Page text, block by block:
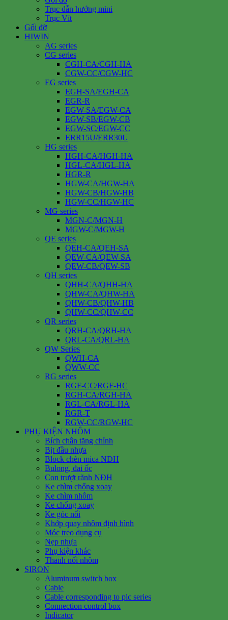
Trục dẫn hướng mini
Trục Vít
Gối đỡ
HIWIN
AG series
CG series
CGH-CA/CGH-HA
CGW-CC/CGW-HC
EG series
EGH-SA/EGH-CA
EGR-R
EGW-SA/EGW-CA
EGW-SB/EGW-CB
EGW-SC/EGW-CC
ERR15U/ERR30U
HG series
HGH-CA/HGH-HA
HGL-CA/HGL-HA
HGR-R
HGW-CA/HGW-HA
HGW-CB/HGW-HB
HGW-CC/HGW-HC
MG series
MGN-C/MGN-H
MGW-C/MGW-H
QE series
QEH-CA/QEH-SA
QEW-CA/QEW-SA
QEW-CB/QEW-SB
QH series
QHH-CA/QHH-HA
QHW-CA/QHW-HA
QHW-CB/QHW-HB
QHW-CC/QHW-CC
QR series
QRH-CA/QRH-HA
QRL-CA/QRL-HA
QW Series
QWH-CA
QWW-CC
RG series
RGF-CC/RGF-HC
RGH-CA/RGH-HA
RGL-CA/RGL-HA
RGR-T
RGW-CC/RGW-HC
PHỤ KIỆN NHÔM
Bích chân tăng chỉnh
Bịt đầu nhựa
Block chèn mica NĐH
Bulong, đai ốc
Con trượt rãnh NĐH
Ke chìm chống xoay
Ke chìm nhôm
Ke chống xoay
Ke góc nổi
Khớp quay nhôm định hình
Móc treo dụng cụ
Nẹp nhựa
Phụ kiện khác
Thanh nối nhôm
SIRON
Aluminum switch box
Cable
Cable corresponding to plc series
Connection control box
Indicator